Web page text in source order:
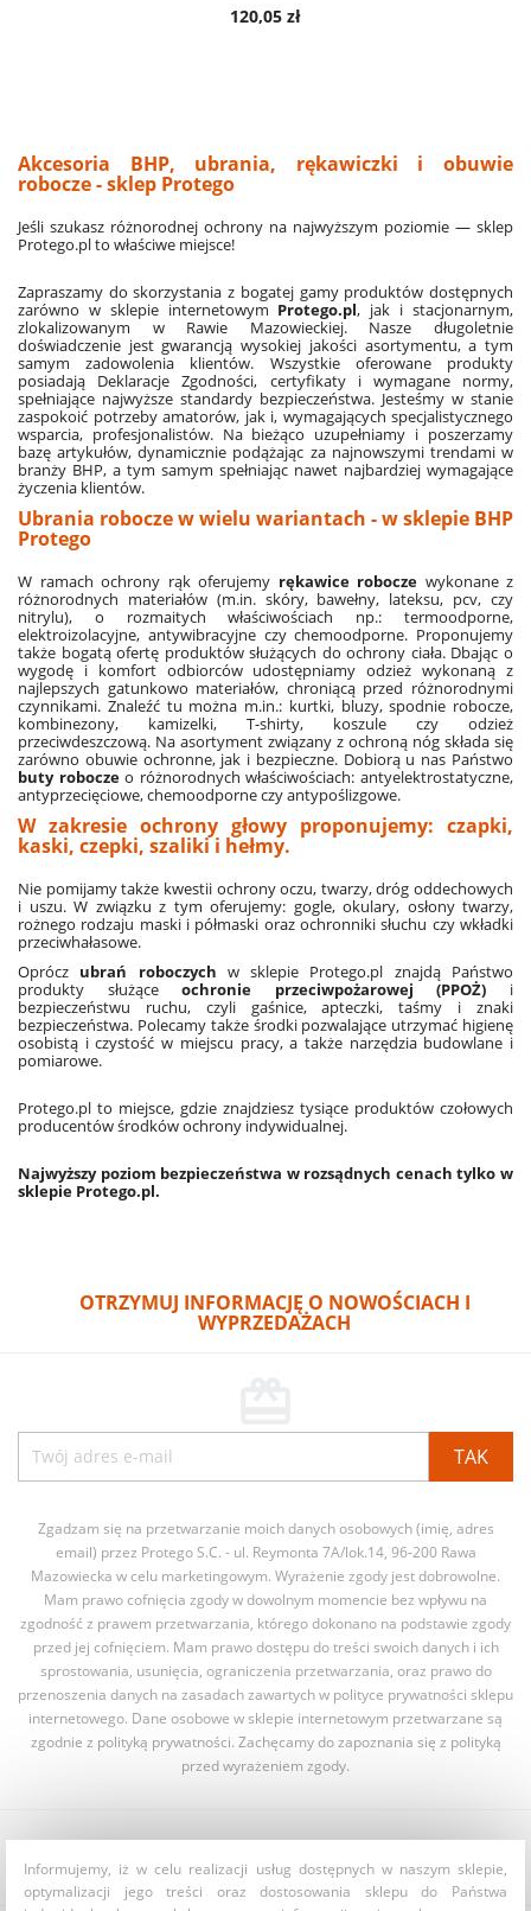
120,05 zł
Akcesoria BHP, ubrania, rękawiczki i obuwie
robocze - sklep Protego
Jeśli szukasz różnorodnej ochrony na najwyższym poziomie — sklep
Protego.pl to właściwe miejsce!
Zapraszamy do skorzystania z bogatej gamy produktów dostępnych
zarówno w sklepie internetowym Protego.pl, jak i stacjonarnym,
zlokalizowanym w Rawie Mazowieckiej. Nasze długoletnie
doświadczenie jest gwarancją wysokiej jakości asortymentu, a tym
samym zadowolenia klientów. Wszystkie oferowane produkty
posiadają Deklaracje Zgodności, certyfikaty i wymagane normy,
spełniające najwyższe standardy bezpieczeństwa. Jesteśmy w stanie
zaspokoić potrzeby amatorów, jak i, wymagających specjalistycznego
wsparcia, profesjonalistów. Na bieżąco uzupełniamy i poszerzamy
bazę artykułów, dynamicznie podążając za najnowszymi trendami w
branży BHP, a tym samym spełniając nawet najbardziej wymagające
życzenia klientów.
Ubrania robocze w wielu wariantach - w sklepie BHP
Protego
W ramach ochrony rąk oferujemy rękawice robocze wykonane z
różnorodnych materiałów (m.in. skóry, bawełny, lateksu, pcv, czy
nitrylu), o rozmaitych właściwościach np.: termoodporne,
elektroizolacyjne, antywibracyjne czy chemoodporne. Proponujemy
także bogatą ofertę produktów służących do ochrony ciała. Dbając o
wygodę i komfort odbiorców udostępniamy odzież wykonaną z
najlepszych gatunkowo materiałów, chroniącą przed różnorodnymi
czynnikami. Znaleźć tu można m.in.: kurtki, bluzy,spodnie robocze,
kombinezony, kamizelki, T-shirty, koszule czy odzież
przeciwdeszczową. Na asortyment związany z ochroną nóg składa się
zarówno obuwie ochronne, jak i bezpieczne. Dobiorą u nas Państwo
buty roboczeo różnorodnych właściwościach: antyelektrostatyczne,
antyprzecięciowe, chemoodporne czy antypoślizgowe.
W zakresie ochrony głowy proponujemy: czapki,
kaski, czepki, szaliki i hełmy.
Nie pomijamy także kwestii ochrony oczu, twarzy, dróg oddechowych
i uszu. W związku z tym oferujemy: gogle, okulary, osłony twarzy,
rożnego rodzaju maski i półmaski oraz ochronniki słuchu czy wkładki
przeciwhałasowe.
Oprócz ubrań roboczych w sklepie Protego.pl znajdą Państwo
produkty służąceochronie przeciwpożarowej (PPOŻ) i
bezpieczeństwu ruchu, czyli gaśnice, apteczki, taśmy i znaki
bezpieczeństwa. Polecamy także środki pozwalające utrzymać higienę
osobistą i czystość w miejscu pracy, a także narzędzia budowlane i
pomiarowe.
Protego.pl to miejsce, gdzie znajdziesz tysiące produktów czołowych
producentów środków ochrony indywidualnej.
Najwyższy poziom bezpieczeństwa w rozsądnych cenach tylko w
sklepie Protego.pl.
Informujemy, iż w celu realizacji usług dostępnych w naszym sklepie,
optymalizacji jego treści oraz dostosowania sklepu do Państwa
OTRZYMUJ INFORMACJĘ O NOWOŚCIACH I
WYPRZEDAŻACH
Zgadzam się na przetwarzanie moich danych osobowych (imię, adres
email) przez Protego S.C. - ul. Reymonta 7A/lok.14, 96-200 Rawa
Mazowiecka w celu marketingowym. Wyrażenie zgody jest dobrowolne.
Mam prawo cofnięcia zgody w dowolnym momencie bez wpływu na
zgodność z prawem przetwarzania, którego dokonano na podstawie zgody
przed jej cofnięciem. Mam prawo dostępu do treści swoich danych i ich
sprostowania, usunięcia, ograniczenia przetwarzania, oraz prawo do
przenoszenia danych na zasadach zawartych w polityce prywatności sklepu
internetowego. Dane osobowe w sklepie internetowym przetwarzane są
zgodnie z polityką prywatności. Zachęcamy do zapoznania się z polityką
przed wyrażeniem zgody.
TABELE ROZMIARÓW 